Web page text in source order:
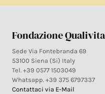
Fondazione Qualivita
Sede Via Fontebranda 69
53100 Siena (Si) Italy
Tel. +39 0577 1503049
Whatsapp. +39 375 6797337
Contattaci via E-Mail